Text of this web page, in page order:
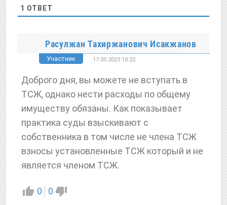
1 ОТВЕТ
Расулжан Тахиржанович Исакжанов
Участник 17.05.2023 10:22
Доброго дня, вы можете не вступать в
ТСЖ, однако нести расходы по общему
имуществу обязаны. Как показывает
практика суды взыскивают с
собственника в том числе не члена ТСЖ
взносы установленные ТСЖ который и не
является членом ТСЖ.
0 0